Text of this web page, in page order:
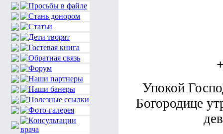
Упокой
Богородице